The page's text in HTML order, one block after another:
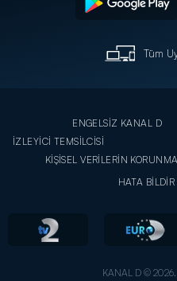
Tüm
ENGELSİZ KANAL D
İZLEYİCİ TEMSİLCİSİ
KİŞİSEL VERİLERİN
HATA BİLDİR
KANAL D © 2026.